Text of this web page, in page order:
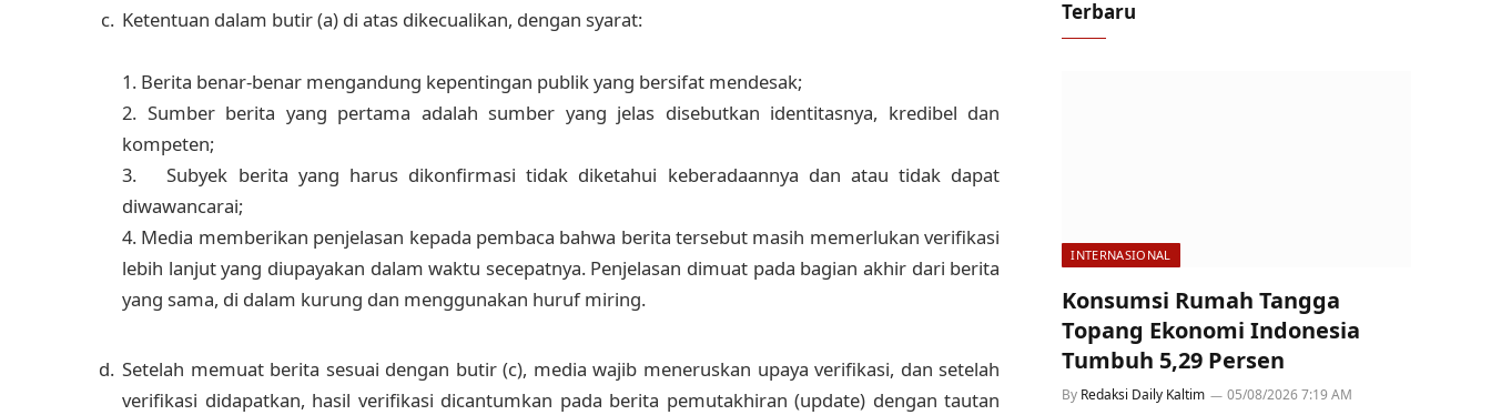
Ketentuan dalam butir (a) di atas dikecualikan, dengan syarat:
1. Berita benar-benar mengandung kepentingan publik yang bersifat mendesak;
2. Sumber berita yang pertama adalah sumber yang jelas disebutkan identitasnya, kredibel dan
kompeten;
3. Subyek berita yang harus dikonfirmasi tidak diketahui keberadaannya dan atau tidak dapat
diwawancarai;
4. Media memberikan penjelasan kepada pembaca bahwa berita tersebut masih memerlukan verifikasi
lebih lanjut yang diupayakan dalam waktu secepatnya. Penjelasan dimuat pada bagian akhir dari berita
yang sama, di dalam kurung dan menggunakan huruf miring.
Setelah memuat berita sesuai dengan butir (c), media wajib meneruskan upaya verifikasi, dan setelah
verifikasi didapatkan, hasil verifikasi dicantumkan pada berita pemutakhiran (update) dengan tautan
Terbaru
INTERNASIONAL
Konsumsi Rumah Tangga
Topang Ekonomi Indonesia
Tumbuh 5,29 Persen
By Redaksi Daily Kaltim 05/08/2026 7:19 AM